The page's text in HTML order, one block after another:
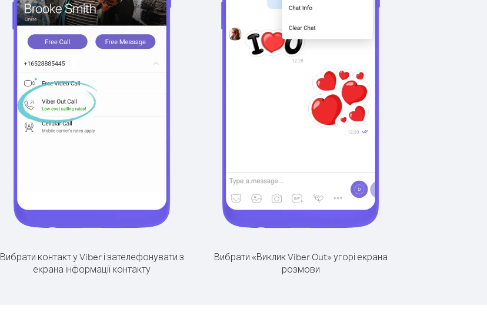
Вибрати контакт у Viber і зателефонувати з
екрана інформації контакту
Вибрати «Виклик Viber Out» угорі екрана
розмови